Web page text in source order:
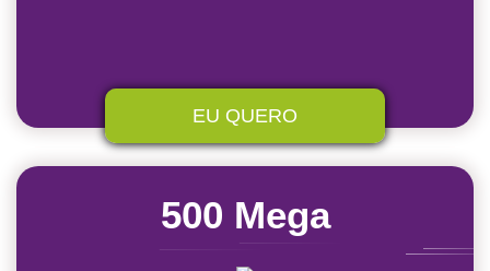
EU QUERO
500 Mega